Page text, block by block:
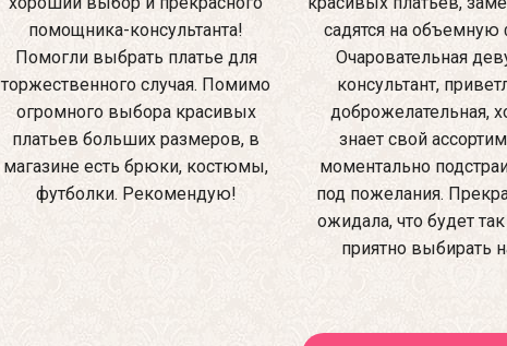
помощника-консультанта!
Помогли выбрать платье для
торжественного случая. Помимо
огромного выбора красивых
платьев больших размеров, в
магазине есть брюки, костюмы,
футболки. Рекомендую!
садятся на объемную
Очаровательная
консультант,
доброжелательная,
знает свой
моментально
под пожелания.
ожидала, что будет
приятно выбирать